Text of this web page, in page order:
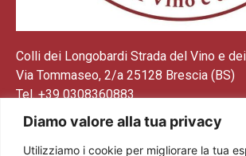
Diamo valore alla tua privacy
Utilizziamo i cookie per migliorare la tua
Colli dei Longobardi Strada del Vino e
Via Tommaseo, 2/a 25128 Brescia (BS)
Tel. +39 0308360883
E-mail:
Pec: sdvcollideilongobardi@pec.it
Cod. Fisc. e P. IVA 03602300174